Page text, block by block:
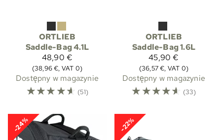
ORTLIEB
Saddle-Bag 4.1L
48,90 €
(38,96 €, VAT 0)
Dostępny w magazynie
☆☆☆☆☆ (51)
ORTLIEB
Saddle-Bag 1.6L
45,90 €
(36,57 €, VAT 0)
Dostępny w magazynie
☆☆☆☆☆ (33)
-24% -22%